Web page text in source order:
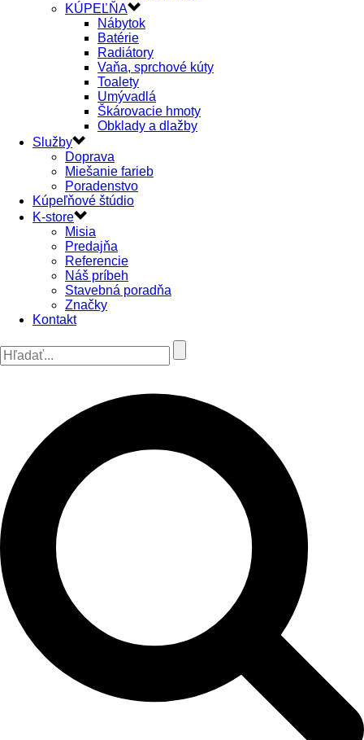
KÚPEĽŇA
Nábytok
Batérie
Radiátory
Vaňa, sprchové kúty
Toalety
Umývadlá
Škárovacie hmoty
Obklady a dlažby
Služby
Doprava
Miešanie farieb
Poradenstvo
Kúpeľňové štúdio
K-store
Misia
Predajňa
Referencie
Náš príbeh
Stavebná poradňa
Značky
Kontakt